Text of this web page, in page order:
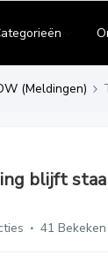
(Meldingen)
blijft
41 Bekeken